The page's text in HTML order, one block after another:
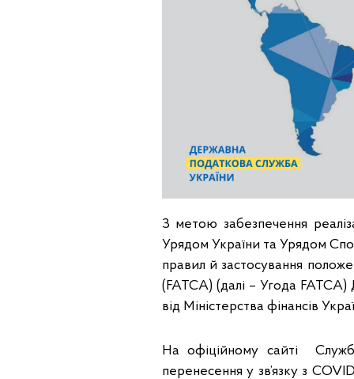
З метою забезпечення
Урядом України та Урядом
правил й застосування
(FATCA) (далі – Угода
від Міністерства фінансів
На офіційному сайті
перенесення у зв’язку з